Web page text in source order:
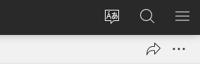
Baguhin
Mag-
log
sa
JW.ORG